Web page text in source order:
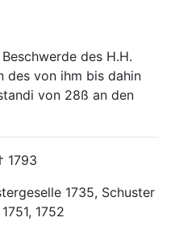
des H.H.
des von ihm bis dahin
von 28ß an den
1793
1735, Schuster
1752